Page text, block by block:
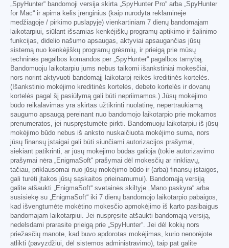
„SpyHunter“ bandomoji versija skirta „SpyHunter Pro“ arba „SpyHunter
for Mac“ ir apima kelis įrenginius (kaip nurodyta reklaminėje
medžiagoje / pirkimo puslapyje) vienkartiniam 7 dienų bandomajam
laikotarpiui, siūlant išsamias kenkėjiškų programų aptikimo ir šalinimo
funkcijas, didelio našumo apsaugas, aktyviai apsaugančias jūsų
sistemą nuo kenkėjiškų programų grėsmių, ir prieigą prie mūsų
techninės pagalbos komandos per „SpyHunter“ pagalbos tarnybą.
Bandomuoju laikotarpiu jums nebus taikomi išankstiniai mokesčiai,
nors norint aktyvuoti bandomąjį laikotarpį reikės kreditinės kortelės.
(Išankstinio mokėjimo kreditinės kortelės, debeto kortelės ir dovanų
kortelės pagal šį pasiūlymą gali būti nepriimamos.) Jūsų mokėjimo
būdo reikalavimas yra skirtas užtikrinti nuolatinę, nepertraukiamą
saugumo apsaugą pereinant nuo bandomojo laikotarpio prie mokamos
prenumeratos, jei nuspręstumėte pirkti. Bandomuoju laikotarpiu iš jūsų
mokėjimo būdo nebus iš anksto nuskaičiuota mokėjimo suma, nors
jūsų finansų įstaigai gali būti siunčiami autorizacijos prašymai,
siekiant patikrinti, ar jūsų mokėjimo būdas galioja (tokie autorizavimo
prašymai nėra „EnigmaSoft“ prašymai dėl mokesčių ar rinkliavų,
tačiau, priklausomai nuo jūsų mokėjimo būdo ir (arba) finansų įstaigos,
gali turėti įtakos jūsų sąskaitos prieinamumui). Bandomąją versiją
galite atšaukti „EnigmaSoft“ svetainės skiltyje „Mano paskyra“ arba
susisiekę su „EnigmaSoft“ iki 7 dienų bandomojo laikotarpio pabaigos,
kad išvengtumėte mokėtino mokesčio apmokėjimo iš karto pasibaigus
bandomajam laikotarpiui. Jei nuspręsite atšaukti bandomąją versiją,
nedelsdami prarasite prieigą prie „SpyHunter“. Jei dėl kokių nors
priežasčių manote, kad buvo apdorotas mokėjimas, kurio nenorėjote
atlikti (pavyzdžiui, dėl sistemos administravimo), taip pat galite